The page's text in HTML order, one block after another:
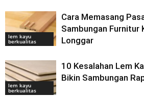
lem kayu
berkualitas
Cara Memasang
Sambungan Furnitur
Longgar
lem kayu
berkualitas
10 Kesalahan Lem
Bikin Sambungan